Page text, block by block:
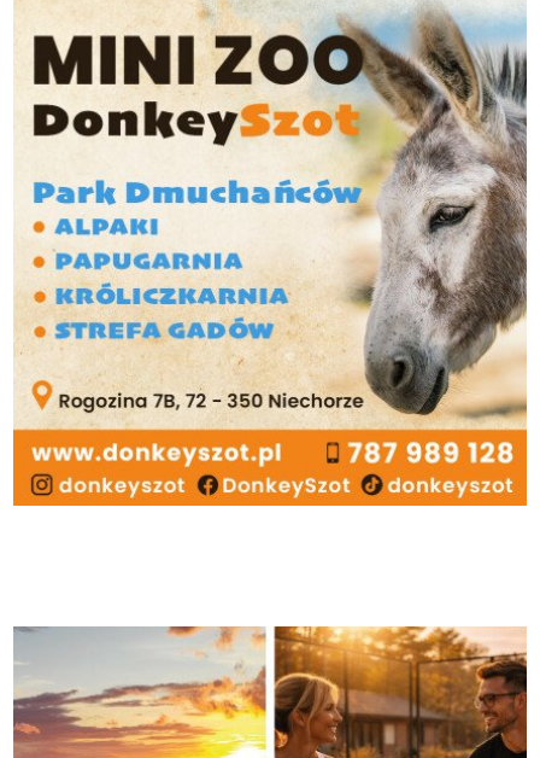
WIADOMOŚCI Z LASU
STUDIO SUPERPORTALU
KONTAKT
REDAKCJA